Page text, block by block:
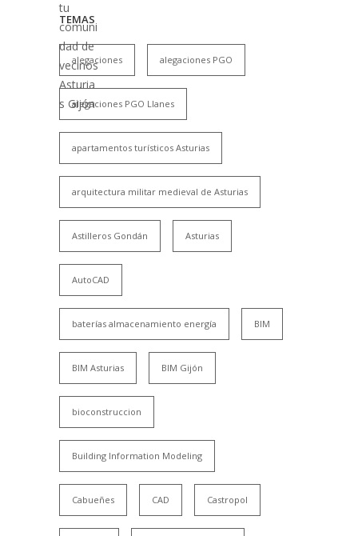
TEMAS
alegaciones alegaciones PGO
alegaciones PGO Llanes
apartamentos turísticos Asturias
arquitectura militar medieval de Asturias
Astilleros Gondán Asturias
AutoCAD
baterías almacenamiento energía BIM
BIM Asturias BIM Gijón
bioconstruccion
Building Information Modeling
Cabueñes CAD Castropol